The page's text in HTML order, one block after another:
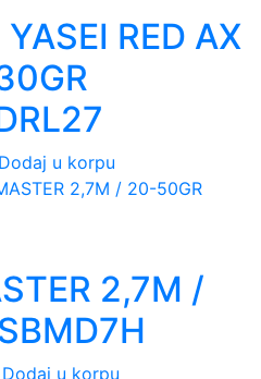
RED AX
Dodaj u korpu
2,7M /
Dodaj u korpu